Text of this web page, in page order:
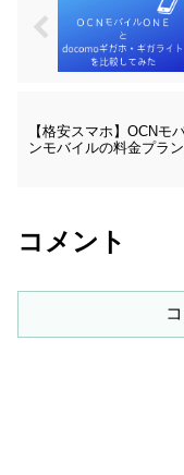
【格安スマホ】OCNモ
ンモバイルの料金プラ
コメント